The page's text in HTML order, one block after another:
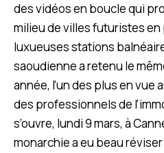
des vidéos en boucle qui
milieu de villes futuristes
luxueuses stations
saoudienne a retenu le
année, l’un des plus en vue
des professionnels de
s’ouvre, lundi 9 mars, à
monarchie a eu beau